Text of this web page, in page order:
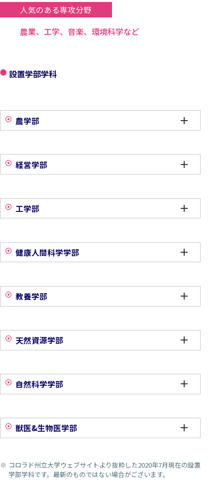
人気のある専攻分野
農業、工学、音楽、環境科学など
設置学部学科
農学部
経営学部
工学部
健康人間科学学部
教養学部
天然資源学部
自然科学学部
獣医&生物医学部
コロラド州立大学ウェブサイトより抜粋した2020年7月現在の設置
学部学科です。最新のものではない場合がございます。